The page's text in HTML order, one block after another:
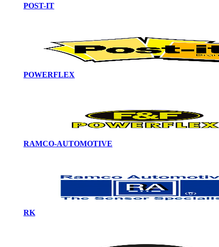
POST-IT
POWERFLEX
RAMCO-AUTOMOTIVE
RK